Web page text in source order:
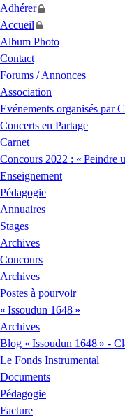
Adhérer
Accueil
Album Photo
Contact
Forums / Annonces
Association
Evénements organisés par
Concerts en Partage
Carnet
Concours 2022 : « Peindre
Enseignement
Pédagogie
Annuaires
Stages
Archives
Concours
Archives
Postes à pourvoir
« Issoudun 1648 »
Archives
Blog « Issoudun 1648 » -
Le Fonds Instrumental
Documents
Pédagogie
Facture